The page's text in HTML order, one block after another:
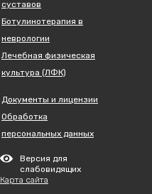
суставов
Ботулинотерапия в
неврологии
Лечебная физическая
культура (ЛФК)
Документы и лицензии
Обработка
персональных данных
Версия для
слабовидящих
Карта сайта